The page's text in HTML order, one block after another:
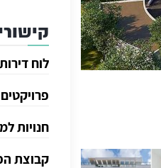
לוח
חנויות
קבוצת